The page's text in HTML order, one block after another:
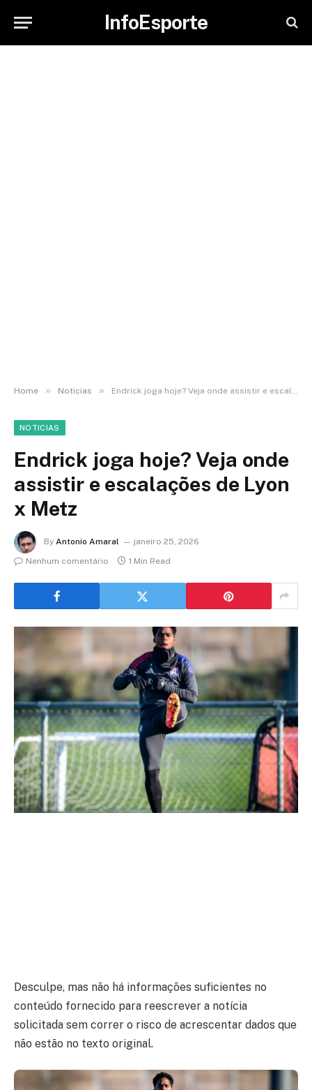
InfoEsporte
Home » Noticias » Endrick joga hoje? Veja onde assistir e escalações de Lyon x Metz
NOTICIAS
Endrick joga hoje? Veja onde
assistir e escalações de Lyon
x Metz
By Antonio Amaral
janeiro 25, 2026
Nenhum comentário
1 Min Read
Desculpe, mas não há informações suficientes no
conteúdo fornecido para reescrever a notícia
solicitada sem correr o risco de acrescentar dados que
não estão no texto original.